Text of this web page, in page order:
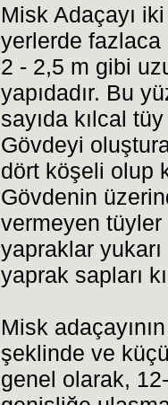
Misk Adaçayı
yerlerde fazlaca
2 - 2,5 m gibi
yapıdadır. Bu
sayıda kılcal
Gövdeyi
dört köşeli olup
Gövdenin
vermeyen tüyler
yapraklar
yaprak sapları
Misk
şeklinde ve
genel olarak,